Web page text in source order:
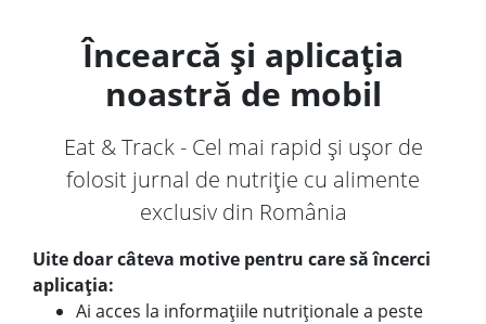
Încearcă și aplicația
noastră de mobil
Eat & Track - Cel mai rapid și ușor de
folosit jurnal de nutriție cu alimente
exclusiv din România
Uite doar câteva motive pentru care să încerci
aplicația:
Ai acces la informațiile nutriționale a peste